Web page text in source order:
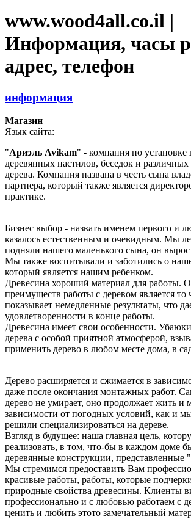
www.wood4all.co.il |
Информация, часы
адрес, телефон
информация
Магазин
Язык сайта:
"Ариэль Avikam" - компания по установке
деревянных настилов, беседок и различных
дерева. Компания названа в честь сына
партнера, который также является
практике.
Бизнес выбор - назвать именем первого и
казалось естественным и очевидным. Мы
подняли нашего маленького сына, он
Мы также воспитывали и заботились о
который является нашим ребенком.
Древесина хороший материал для работы.
преимуществ работы с деревом является то
показывает немедленные результаты, что
удовлетворенности в конце работы.
Древесина имеет свои особенности.
дерева с особой приятной атмосферой,
применить дерево в любом месте дома, в
Дерево расширяется и сжимается в
даже после окончания монтажных работ.
дерево не умирает, оно продолжает жить и
зависимости от погодных условий, как и
решили специализироваться на дереве.
Взгляд в будущее: наша главная цель,
реализовать, в том, что-бы в каждом доме
деревянные конструкции, представленные "
Мы стремимся предоставить Вам
красивые работы, работы, которые
природные свойства древесины. Клиенты
профессионально и с любовью работаем с
ценить и любить этото замечательный